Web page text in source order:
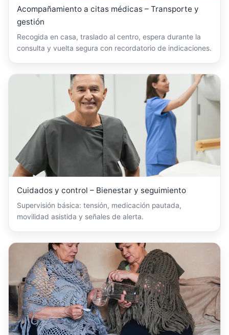
Acompañamiento a citas médicas – Transporte y
gestión
Recogida en casa, traslado al centro, espera durante la
consulta y vuelta segura con recordatorio de indicaciones.
Cuidados y control – Bienestar y seguimiento
Supervisión básica: tensión, medicación pautada,
movilidad asistida y señales de alerta.